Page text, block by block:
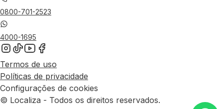
0800-701-2523
4000-1695
Termos de uso
Políticas de privacidade
Configurações de cookies
© Localiza - Todos os direitos reservados.